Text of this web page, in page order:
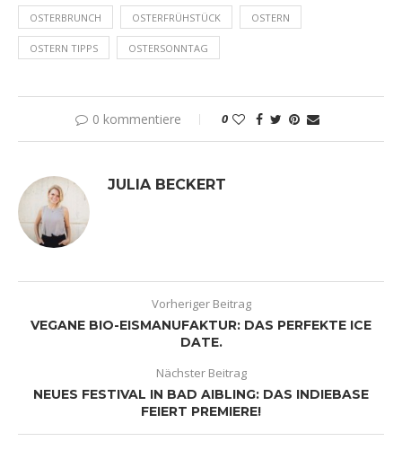
OSTERBRUNCH OSTERFRÜHSTÜCK OSTERN
OSTERN TIPPS OSTERSONNTAG
0 kommentiere 0
JULIA BECKERT
Vorheriger Beitrag
VEGANE BIO-EISMANUFAKTUR: DAS PERFEKTE ICE
DATE.
Nächster Beitrag
NEUES FESTIVAL IN BAD AIBLING: DAS INDIEBASE
FEIERT PREMIERE!